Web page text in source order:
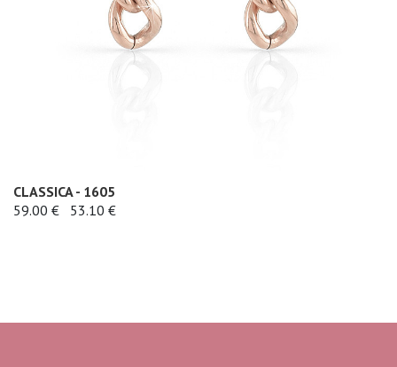
CLASSICA - 1605
59.00 €
53.10 €